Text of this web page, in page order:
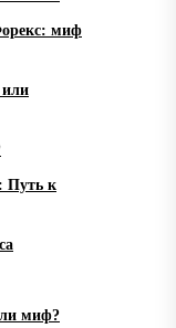
миф
Путь к
миф?